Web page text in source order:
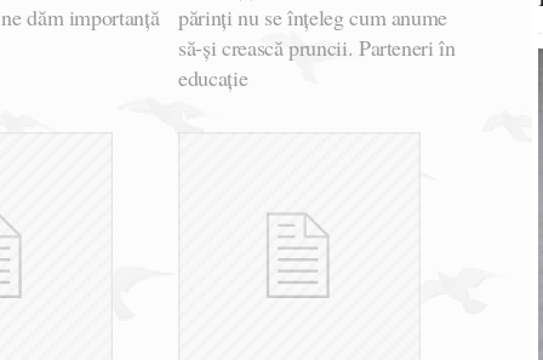
dăm importanță
părinți nu se înțeleg cum anume
să-și crească pruncii. Parteneri în
educație